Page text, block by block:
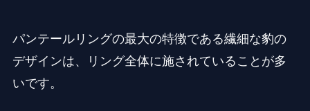
パンテールリングの最大の特徴である繊細な豹の
デザインは、リング全体に施されていることが多
いです。